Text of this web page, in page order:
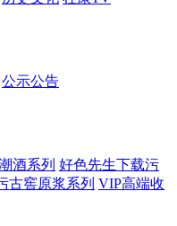
公示公告
酒系列 好色先生下载污
古窖原浆系列 VIP高端收